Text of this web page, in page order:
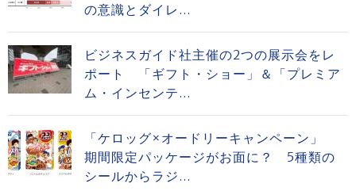
の意識とダイレ...
ビジネスガイド社主催の2つの展示会をレ
ポート 「ギフト・ショー」＆「プレミア
ム・インセンテ...
「ケロッグ×オードリーキャンペーン」
期間限定パッケージがお面に？ 5種類の
シールからラジ...